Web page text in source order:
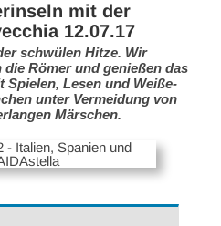
mit der
12.07.17
schwülen Hitze. Wir
Römer und genießen das
Spielen, Lesen und Weiße-
unter Vermeidung von
Märschen.